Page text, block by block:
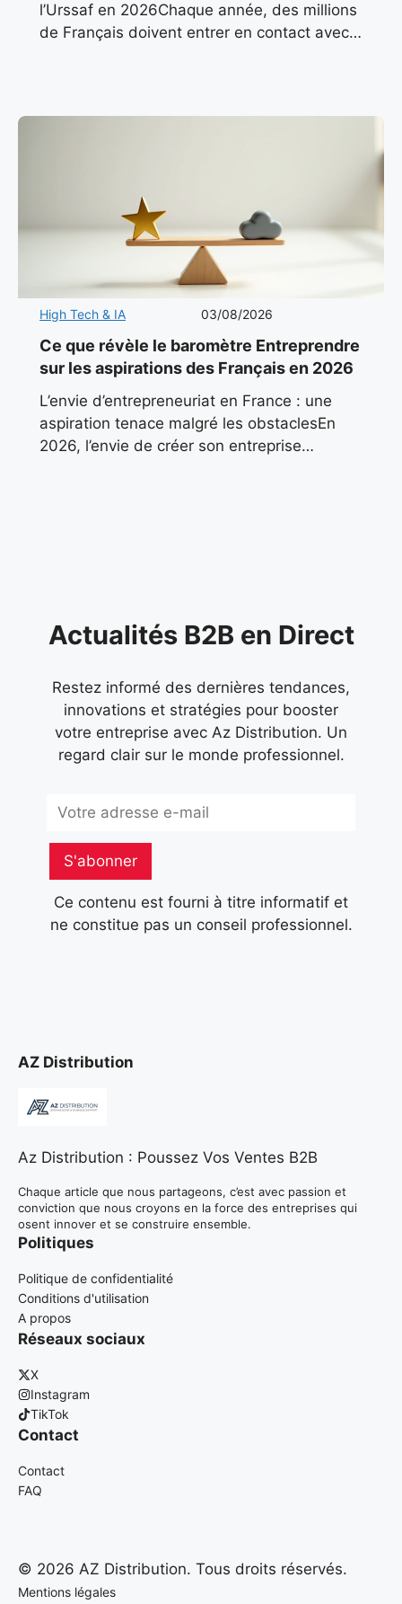
l’Urssaf en 2026Chaque année, des millions
de Français doivent entrer en contact avec
High Tech & IA 03/08/2026
Ce que révèle le baromètre Entreprendre
sur les aspirations des Français en 2026
L’envie d’entrepreneuriat en France : une
aspiration tenace malgré les obstaclesEn
2026, l’envie de créer son entreprise
Actualités B2B en Direct
Restez informé des dernières tendances,
innovations et stratégies pour booster
votre entreprise avec Az Distribution. Un
regard clair sur le monde professionnel.
S'abonner
Ce contenu est fourni à titre informatif et
ne constitue pas un conseil professionnel.
AZ Distribution
Az Distribution : Poussez Vos Ventes B2B
Chaque article que nous partageons, c’est avec passion et
conviction que nous croyons en la force des entreprises qui
osent innover et se construire ensemble.
Politiques
Politique de confidentialité
Conditions d'utilisation
A propos
Réseaux sociaux
X
Instagram
TikTok
Contact
Contact
FAQ
© 2026 AZ Distribution. Tous droits réservés.
Mentions légales